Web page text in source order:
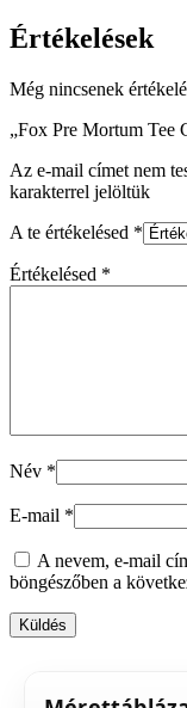
Értékelések
Még nincsenek
„Fox Pre Mortum Tee
Az e-mail címet nem
karakterrel jelöltük
A te értékelésed *
Értékelésed *
Név *
E-mail *
A nevem, e-mail
böngészőben a